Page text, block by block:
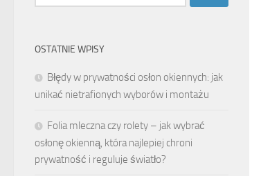
OSTATNIE WPISY
Błędy w prywatności osłon okiennych: jak
unikać nietrafionych wyborów i montażu
Folia mleczna czy rolety – jak wybrać
osłonę okienną, która najlepiej chroni
prywatność i reguluje światło?